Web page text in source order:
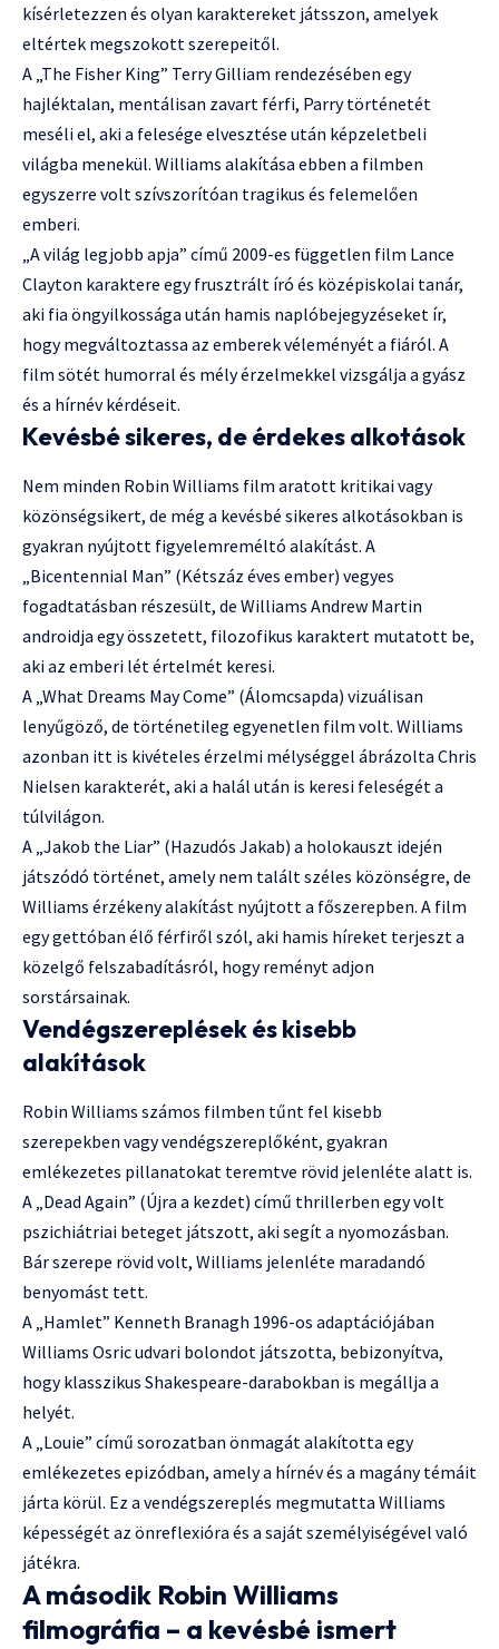
kísérletezzen és olyan karaktereket játsszon, amelyek
eltértek megszokott szerepeitől.
A „The Fisher King” Terry Gilliam rendezésében egy
hajléktalan, mentálisan zavart férfi, Parry történetét
meséli el, aki a felesége elvesztése után képzeletbeli
világba menekül. Williams alakítása ebben a filmben
egyszerre volt szívszorítóan tragikus és felemelően
emberi.
„A világ legjobb apja” című 2009-es független film Lance
Clayton karaktere egy frusztrált író és középiskolai tanár,
aki fia öngyilkossága után hamis naplóbejegyzéseket ír,
hogy megváltoztassa az emberek véleményét a fiáról. A
film sötét humorral és mély érzelmekkel vizsgálja a gyász
és a hírnév kérdéseit.
Kevésbé sikeres, de érdekes alkotások
Nem minden Robin Williams film aratott kritikai vagy
közönségsikert, de még a kevésbé sikeres alkotásokban is
gyakran nyújtott figyelemreméltó alakítást. A
„Bicentennial Man” (Kétszáz éves ember) vegyes
fogadtatásban részesült, de Williams Andrew Martin
androidja egy összetett, filozofikus karaktert mutatott be,
aki az emberi lét értelmét keresi.
A „What Dreams May Come” (Álomcsapda) vizuálisan
lenyűgöző, de történetileg egyenetlen film volt. Williams
azonban itt is kivételes érzelmi mélységgel ábrázolta Chris
Nielsen karakterét, aki a halál után is keresi feleségét a
túlvilágon.
A „Jakob the Liar” (Hazudós Jakab) a holokauszt idején
játszódó történet, amely nem talált széles közönségre, de
Williams érzékeny alakítást nyújtott a főszerepben. A film
egy gettóban élő férfiről szól, aki hamis híreket terjeszt a
közelgő felszabadításról, hogy reményt adjon
sorstársainak.
Vendégszereplések és kisebb
alakítások
Robin Williams számos filmben tűnt fel kisebb
szerepekben vagy vendégszereplőként, gyakran
emlékezetes pillanatokat teremtve rövid jelenléte alatt is.
A „Dead Again” (Újra a kezdet) című thrillerben egy volt
pszichiátriai beteget játszott, aki segít a nyomozásban.
Bár szerepe rövid volt, Williams jelenléte maradandó
benyomást tett.
A „Hamlet” Kenneth Branagh 1996-os adaptációjában
Williams Osric udvari bolondot játszotta, bebizonyítva,
hogy klasszikus Shakespeare-darabokban is megállja a
helyét.
A „Louie” című sorozatban önmagát alakította egy
emlékezetes epizódban, amely a hírnév és a magány témáit
járta körül. Ez a vendégszereplés megmutatta Williams
képességét az önreflexióra és a saját személyiségével való
játékra.
A második Robin Williams
filmográfia – a kevésbé ismert